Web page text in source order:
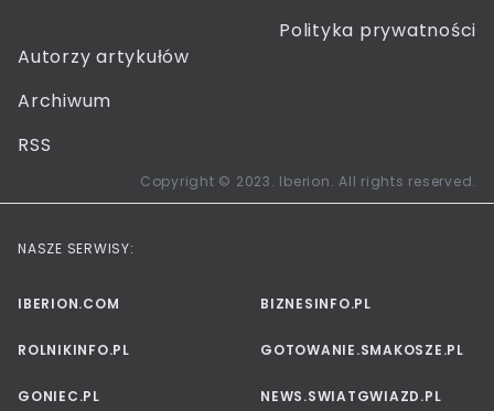
Polityka prywatności
Autorzy artykułów
Archiwum
RSS
Copyright © 2023. Iberion. All rights reserved.
NASZE SERWISY:
IBERION.COM BIZNESINFO.PL
ROLNIKINFO.PL GOTOWANIE.SMAKOSZE.PL
GONIEC.PL NEWS.SWIATGWIAZD.PL